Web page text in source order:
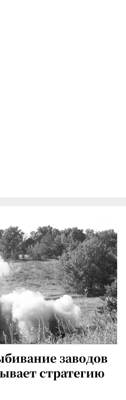
заводов
стратегию